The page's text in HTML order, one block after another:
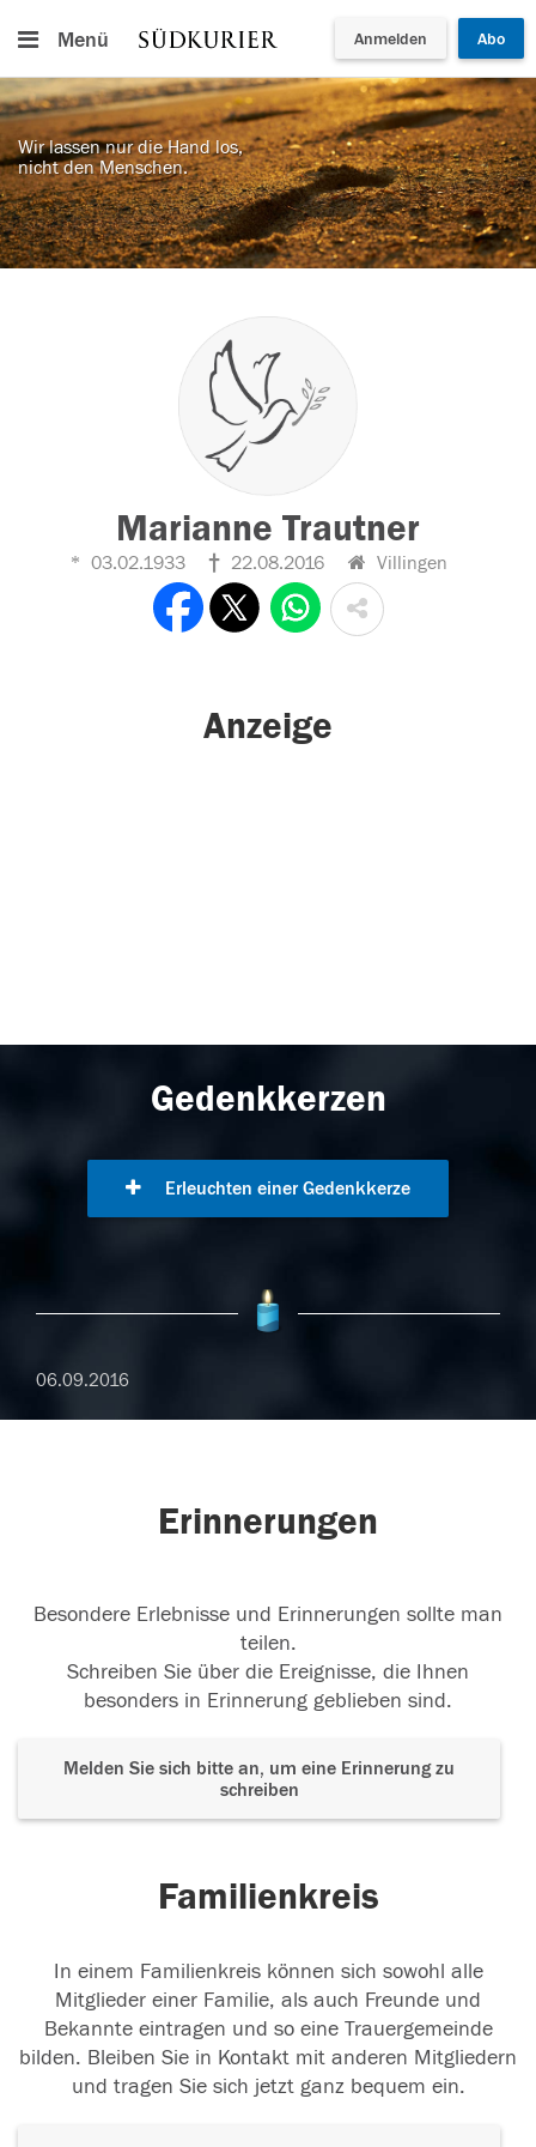
Menü Anmelden Abo
Wir lassen nur die Hand los,
nicht den Menschen.
Marianne Trautner
03.02.1933 22.08.2016 Villingen
Anzeige
Gedenkkerzen
Erleuchten einer Gedenkkerze
06.09.2016
Erinnerungen
Besondere Erlebnisse und Erinnerungen sollte man
teilen.
Schreiben Sie über die Ereignisse, die Ihnen
besonders in Erinnerung geblieben sind.
Melden Sie sich bitte an, um eine Erinnerung zu
schreiben
Familienkreis
In einem Familienkreis können sich sowohl alle
Mitglieder einer Familie, als auch Freunde und
Bekannte eintragen und so eine Trauergemeinde
bilden. Bleiben Sie in Kontakt mit anderen Mitgliedern
und tragen Sie sich jetzt ganz bequem ein.